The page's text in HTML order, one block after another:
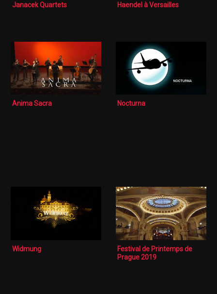
Janacek Quartets Haendel à Versailles
Anima Sacra Nocturna
Widmung
Festival de Printemps de
Prague 2019